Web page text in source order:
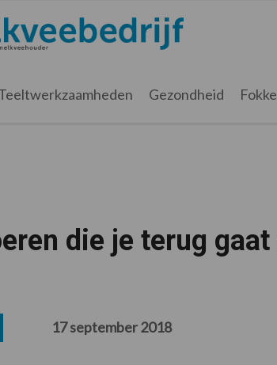
Gezondheid
die je terug
17 september 2018